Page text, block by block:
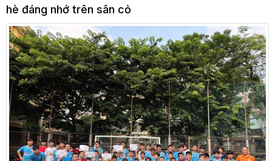
hè đáng nhớ trên sân cỏ